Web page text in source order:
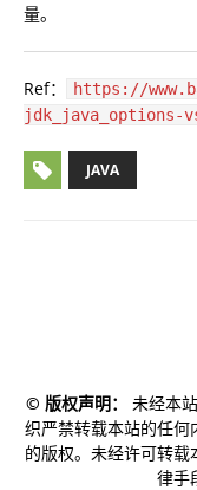
量。
Ref：
https://
jdk_java_options-
JAVA
©️ 版权声明：
未经本
织严禁转载本站的任何
的版权。未经许可转
律手